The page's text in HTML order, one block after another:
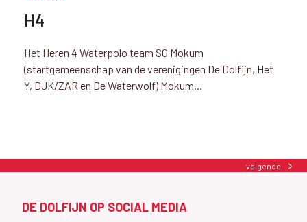
H4
Het Heren 4 Waterpolo team SG Mokum
(startgemeenschap van de verenigingen De Dolfijn, Het
Y, DJK/ZAR en De Waterwolf) Mokum…
next
volgende
DE DOLFIJN OP SOCIAL MEDIA